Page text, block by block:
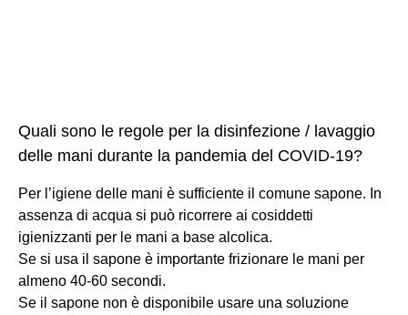
Quali sono le regole per la disinfezione / lavaggio
delle mani durante la pandemia del COVID-19?
Per l’igiene delle mani è sufficiente il comune sapone. In
assenza di acqua si può ricorrere ai cosiddetti
igienizzanti per le mani a base alcolica.
Se si usa il sapone è importante frizionare le mani per
almeno 40-60 secondi.
Se il sapone non è disponibile usare una soluzione